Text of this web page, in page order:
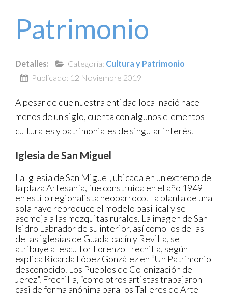
Patrimonio
Detalles: Categoría: Cultura y Patrimonio
Publicado: 12 Noviembre 2019
A pesar de que nuestra entidad local nació hace
menos de un siglo, cuenta con algunos elementos
culturales y patrimoniales de singular interés.
Iglesia de San Miguel
La Iglesia de San Miguel, ubicada en un extremo de
la plaza Artesanía, fue construida en el año 1949
en estilo regionalista neobarroco. La planta de una
sola nave reproduce el modelo basilical y se
asemeja a las mezquitas rurales. La imagen de San
Isidro Labrador de su interior, así como los de las
de las iglesias de Guadalcacín y Revilla, se
atribuye al escultor Lorenzo Frechilla, según
explica Ricarda López González en “Un Patrimonio
desconocido. Los Pueblos de Colonización de
Jerez”. Frechilla, “como otros artistas trabajaron
casi de forma anónima para los Talleres de Arte